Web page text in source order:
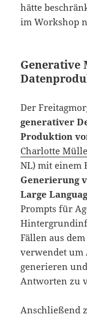
hätte
im Workshop
Generative
Der
generativer
Produktion
Charlotte
NL) mit einem
Generierung
Large
Prompts für
Fällen aus dem
verwendet um
generieren
Antworten zu
Anschließend